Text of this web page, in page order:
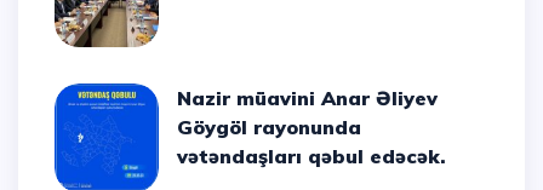
Nazir müavini Anar Əliyev
Göygöl rayonunda
vətəndaşları qəbul edəcək.